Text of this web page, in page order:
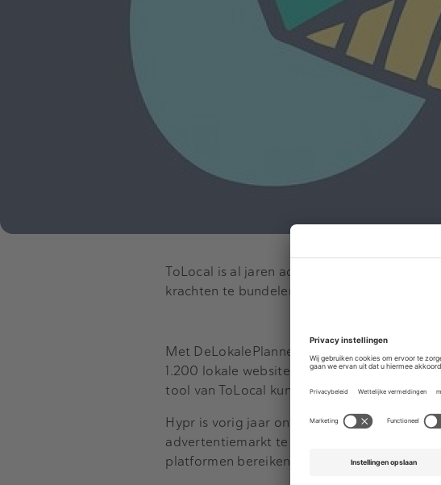
ToLocal is al jaren actief en vooral bekend
krachten te bundelen, wil Hypr zich beter
Met DeLokalePlanner-tool van ToLocal
1.200 lokale websites. Het is mogelijk om
tool van ToLocal kunnen adverteerders ook
Hypr is vorig jaar ontstaan als initiatief van
advertentiemarkt te behartigen. Via het
platformen bereiken.